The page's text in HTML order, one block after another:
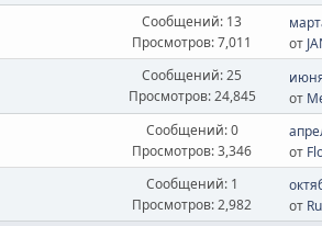
Сообщений: 13
Просмотров: 7,011
от
Сообщений: 25
Просмотров: 24,845
от
Сообщений: 0
Просмотров: 3,346
от
Сообщений: 1
Просмотров: 2,982
от